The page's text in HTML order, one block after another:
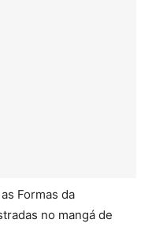
Formas da
no mangá de